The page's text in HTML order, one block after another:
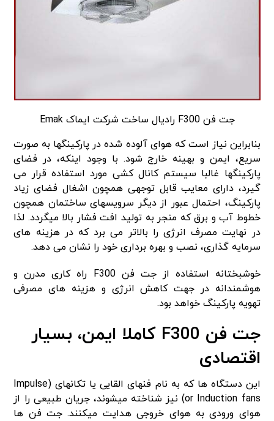
جت فن F300 رادیال ساخت شرکت ایماک Emak
بنابراین نیاز است که هوای آلوده شده در پارکینگ­ها به صورت
سریع، ایمن و بهینه خارج شود. با وجود اینکه، در فضای
پارکینگ­ها غالبا سیستم کانال کشی مورد استفاده قرار می
گیرد، دارای معایب قابل توجهی همچون اشغال فضای زیاد
پارکینگ، احتمال عبور از دیگر سرویس­های ساختمان همچون
خطوط آب و برق که منجر به تولید افت فشار بالا میگردد. لذا
در نهایت مصرف انرژی را بالاتر می برد که در هزینه های
سرمایه­ گذاری، نصب و بهره برداری خود را نشان می دهد.
خوشبختانه استفاده از جت فن F300 راه کاری مدرن و
هوشمندانه­ در جهت کاهش انرژی و هزینه­ های مصرفی
تهویه پارکینگ خواهد بود.
جت فن­ F300
کاملا ایمن، بسیار
اقتصادی
این دستگاه ها که به نام فن­های القایی یا تکانه­ای (Impulse
or Induction fans) نیز شناخته می­شوند، جریان طبیعی را از
هوای ورودی به هوای خروجی هدایت می­کنند. جت فن ها